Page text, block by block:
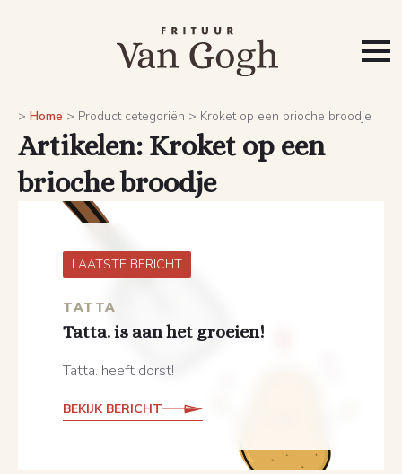
> Home > Product cetegoriën > Kroket op een brioche broodje
Artikelen: Kroket op een
brioche broodje
LAATSTE BERICHT
TATTA
Tatta. is aan het groeien!
Tatta. heeft dorst!
BEKIJK BERICHT